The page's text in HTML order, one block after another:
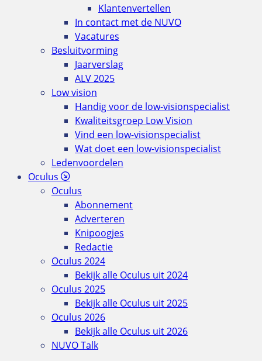
Klantenvertellen
In contact met de NUVO
Vacatures
Besluitvorming
Jaarverslag
ALV 2025
Low vision
Handig voor de low-visionspecialist
Kwaliteitsgroep Low Vision
Vind een low-visionspecialist
Wat doet een low-visionspecialist
Ledenvoordelen
Oculus
Oculus
Abonnement
Adverteren
Knipoogjes
Redactie
Oculus 2024
Bekijk alle Oculus uit 2024
Oculus 2025
Bekijk alle Oculus uit 2025
Oculus 2026
Bekijk alle Oculus uit 2026
NUVO Talk